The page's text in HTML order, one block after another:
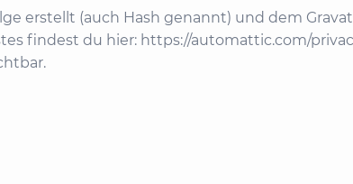
erstellt (auch Hash genannt) und dem
findest du hier: https://automattic.com/